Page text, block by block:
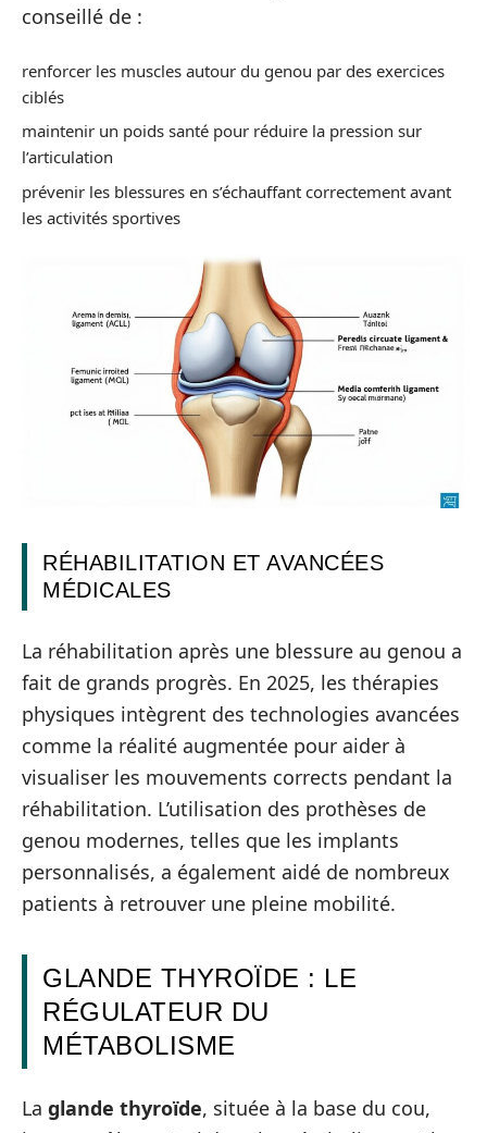
conseillé de :
renforcer les muscles autour du genou par des exercices
ciblés
maintenir un poids santé pour réduire la pression sur
l’articulation
prévenir les blessures en s’échauffant correctement avant
les activités sportives
RÉHABILITATION ET AVANCÉES
MÉDICALES
La réhabilitation après une blessure au genou a
fait de grands progrès. En 2025, les thérapies
physiques intègrent des technologies avancées
comme la réalité augmentée pour aider à
visualiser les mouvements corrects pendant la
réhabilitation. L’utilisation des prothèses de
genou modernes, telles que les implants
personnalisés, a également aidé de nombreux
patients à retrouver une pleine mobilité.
GLANDE THYROÏDE : LE
RÉGULATEUR DU
MÉTABOLISME
La glande thyroïde, située à la base du cou,